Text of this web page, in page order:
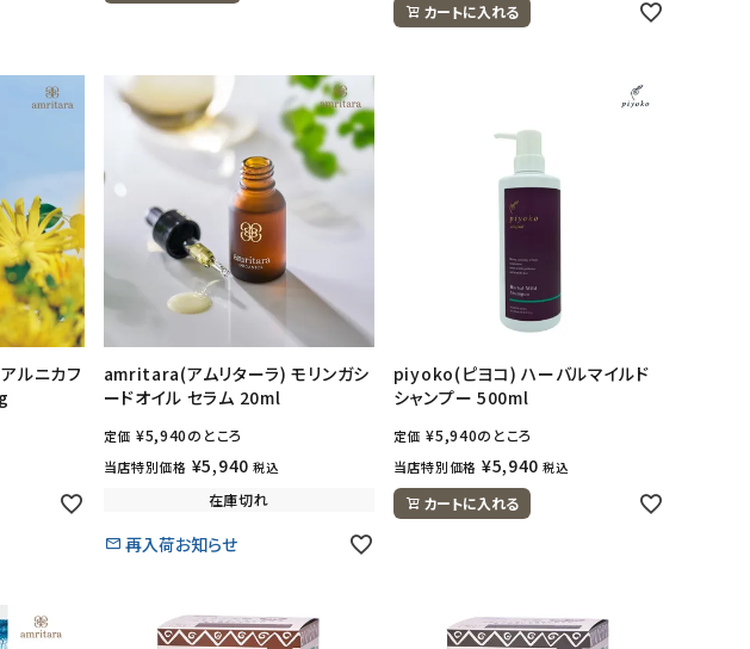
カートに入れる
ルニカフ
amritara(アムリターラ) モリンガシ
ードオイル セラム 20ml
定価 ¥5,940のところ
当店特別価格 ¥5,940 税込
在庫切れ
再入荷お知らせ
piyoko(ピヨコ) ハーバルマイルド
シャンプー 500ml
定価 ¥5,940のところ
当店特別価格 ¥5,940 税込
カートに入れる